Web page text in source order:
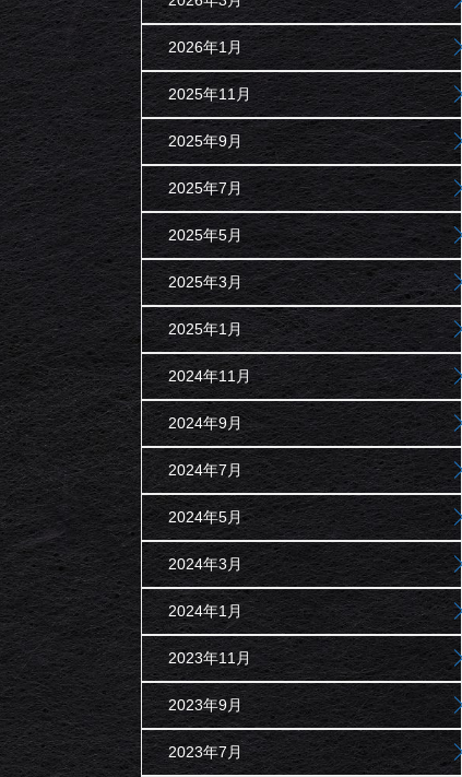
2026年1月
2025年11月
2025年9月
2025年7月
2025年5月
2025年3月
2025年1月
2024年11月
2024年9月
2024年7月
2024年5月
2024年3月
2024年1月
2023年11月
2023年9月
2023年7月